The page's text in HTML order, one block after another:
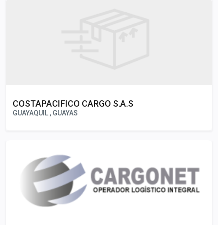
COSTAPACIFICO CARGO S.A.S
GUAYAQUIL , GUAYAS